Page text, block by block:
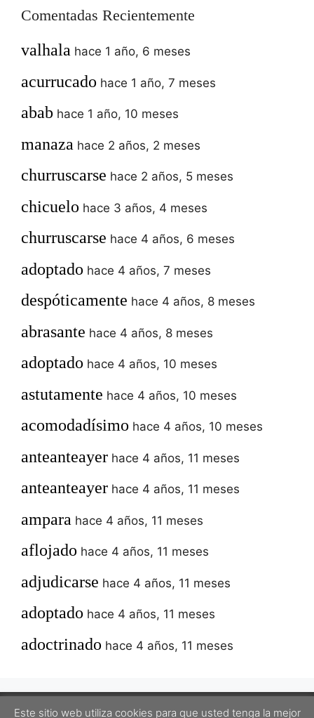
Comentadas Recientemente
valhala hace 1 año, 6 meses
acurrucado hace 1 año, 7 meses
abab hace 1 año, 10 meses
manaza hace 2 años, 2 meses
churruscarse hace 2 años, 5 meses
chicuelo hace 3 años, 4 meses
churruscarse hace 4 años, 6 meses
adoptado hace 4 años, 7 meses
despóticamente hace 4 años, 8 meses
abrasante hace 4 años, 8 meses
adoptado hace 4 años, 10 meses
astutamente hace 4 años, 10 meses
acomodadísimo hace 4 años, 10 meses
anteanteayer hace 4 años, 11 meses
anteanteayer hace 4 años, 11 meses
ampara hace 4 años, 11 meses
aflojado hace 4 años, 11 meses
adjudicarse hace 4 años, 11 meses
adoptado hace 4 años, 11 meses
adoctrinado hace 4 años, 11 meses
Este sitio web utiliza cookies para que usted tenga la mejor